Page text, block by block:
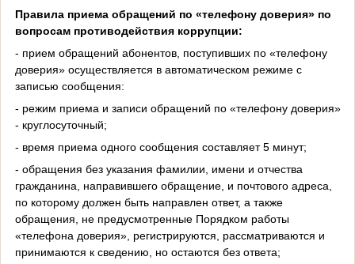
Правила приема обращений по «телефону доверия» по
вопросам противодействия коррупции:
- прием обращений абонентов, поступивших по «телефону
доверия» осуществляется в автоматическом режиме с
записью сообщения:
- режим приема и записи обращений по «телефону доверия»
- круглосуточный;
- время приема одного сообщения составляет 5 минут;
- обращения без указания фамилии, имени и отчества
гражданина, направившего обращение, и почтового адреса,
по которому должен быть направлен ответ, а также
обращения, не предусмотренные Порядком работы
«телефона доверия», регистрируются, рассматриваются и
принимаются к сведению, но остаются без ответа;